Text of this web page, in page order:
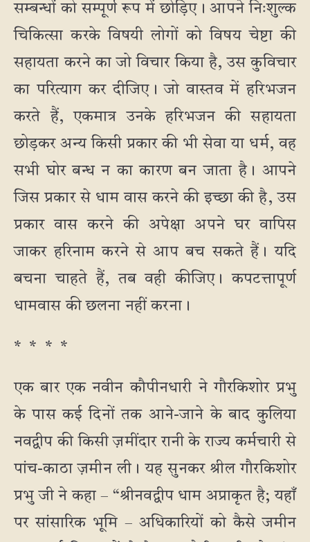
सम्बन्धों को सम्पूर्ण रूप में छोड़िए। आपने निःशुल्क
चिकित्सा करके विषयी लोगों को विषय चेष्टा की
सहायता करने का जो विचार किया है, उस कुविचार
का परित्याग कर दीजिए। जो वास्तव में हरिभजन
करते हैं, एकमात्र उनके हरिभजन की सहायता
छोड़कर अन्य किसी प्रकार की भी सेवा या धर्म, वह
सभी घोर बन्ध न का कारण बन जाता है। आपने
जिस प्रकार से धाम वास करने की इच्छा की है, उस
प्रकार वास करने की अपेक्षा अपने घर वापिस
जाकर हरिनाम करने से आप बच सकते हैं। यदि
बचना चाहते हैं, तब वही कीजिए। कपटत्तापूर्ण
धामवास की छलना नहीं करना।
* * * *
एक बार एक नवीन कौपीनधारी ने गौरकिशोर प्रभु
के पास कई दिनों तक आने-जाने के बाद कुलिया
नवद्वीप की किसी ज़मींदार रानी के राज्य कर्मचारी से
पांच-काठा ज़मीन ली। यह सुनकर श्रील गौरकिशोर
प्रभु जी ने कहा – “श्रीनवद्वीप धाम अप्राकृत है; यहाँ
पर सांसारिक भूमि – अधिकारियों को कैसे जमीन